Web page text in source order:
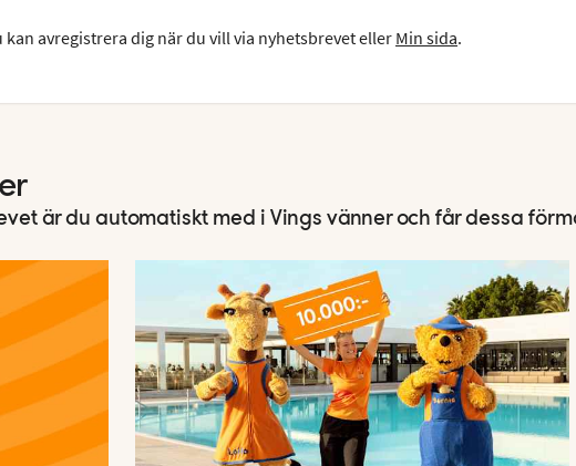
avregistrera dig när du vill via nyhetsbrevet eller Min sida.
är du automatiskt med i Vings vänner och får dessa